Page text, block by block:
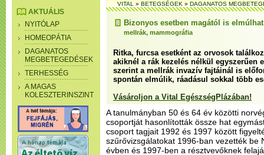
AKTUÁLIS
NYITÓLAP
HOMEOPÁTIA
DAGANATOS
MEGBETEGEDÉSEK
TERHESSÉG
A MAGAS
KOLESZTERINSZINT
VITAL»BETEGSÉGEK»DAGANATOS
Bizonyos esetben magától is
mellrák, mammográfia
Ritka, furcsa esetként az orvosok
akiknél a rák kezelés nélkül egyszerűen
szerint a mellrák invazív fajtáinál is
spontán elmúlik, ráadásul sokkal több
Vásároljon a Vital EgészségPlázában!
A tanulmányban 50 és 64 év közötti
csoportját hasonlították össze hat
csoport tagjait 1992 és 1997 között
szűrővizsgálatokat 1996-ban vezették be
évben és 1997-ben a résztvevőknek